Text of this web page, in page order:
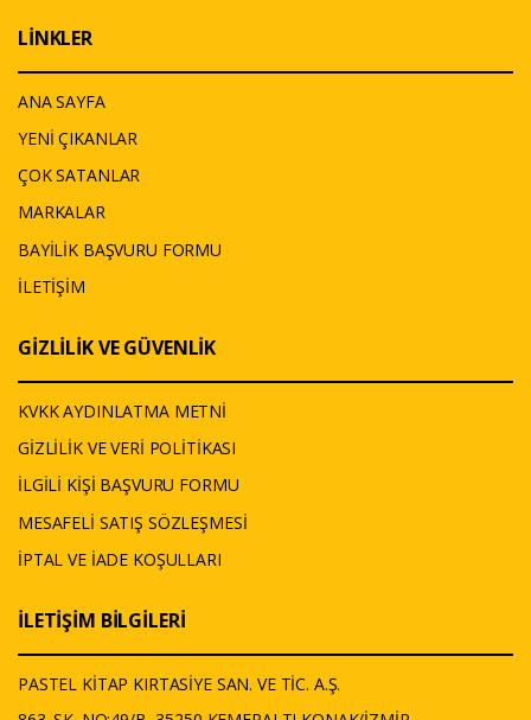
LİNKLER
ANA SAYFA
YENİ ÇIKANLAR
ÇOK SATANLAR
MARKALAR
BAYİLİK BAŞVURU FORMU
İLETİŞİM
GİZLİLİK VE GÜVENLİK
KVKK AYDINLATMA METNİ
GİZLİLİK VE VERİ POLİTİKASI
İLGİLİ KİŞİ BAŞVURU FORMU
MESAFELİ SATIŞ SÖZLEŞMESİ
İPTAL VE İADE KOŞULLARI
İLETİŞİM BİLGİLERİ
PASTEL KİTAP KIRTASİYE SAN. VE TİC. A.Ş.